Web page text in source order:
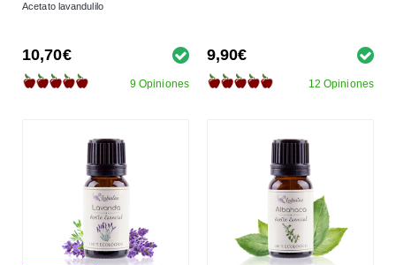
Acetato lavandulilo
10,70€
9 Opiniones
9,90€
12 Opiniones